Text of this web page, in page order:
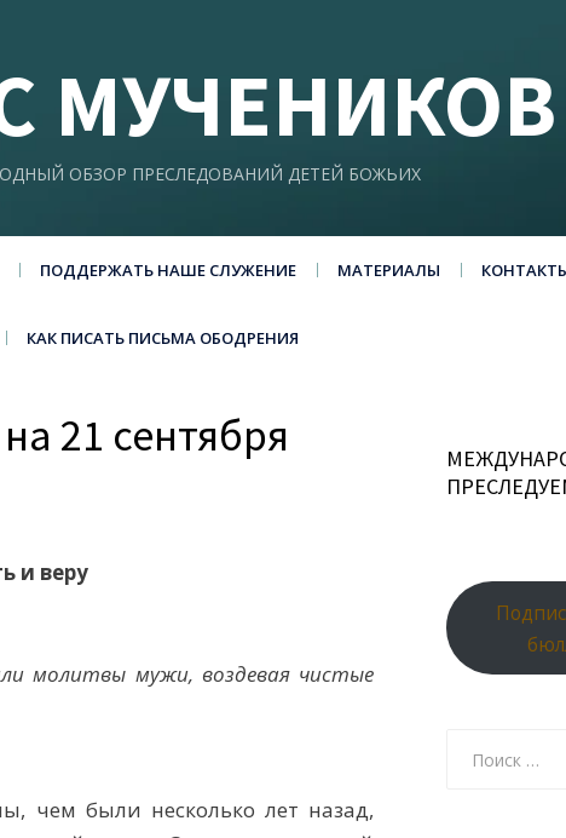
МУЧЕНИКОВ
ОБЗОР ПРЕСЛЕДОВАНИЙ ДЕТЕЙ БОЖЬИХ
ПОДДЕРЖАТЬ НАШЕ СЛУЖЕНИЕ МАТЕРИАЛЫ
КАК ПИСАТЬ ПИСЬМА ОБОДРЕНИЯ
21 сентября
и веру
молитвы мужи, воздевая чистые
чем были несколько лет назад,